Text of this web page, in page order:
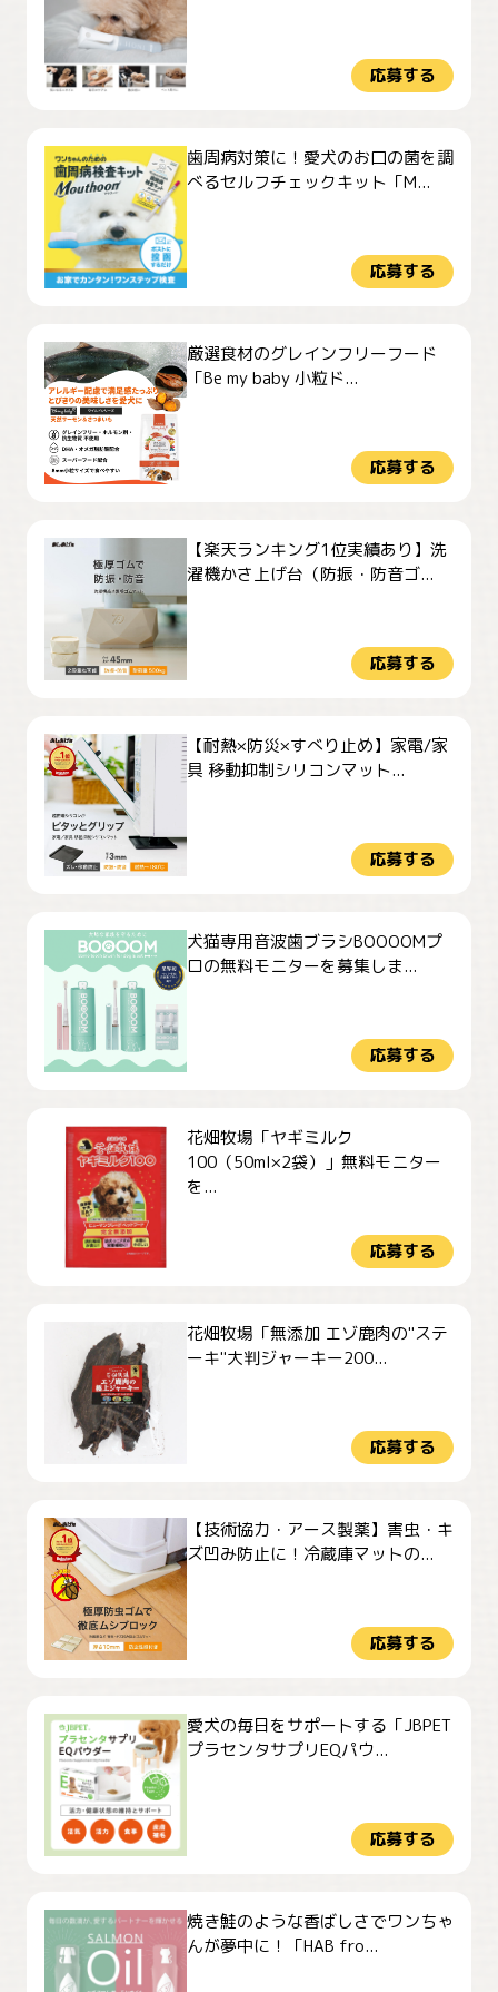
応募する
歯周病対策に！愛犬のお口の菌を調
べるセルフチェックキット「M...
応募する
厳選食材のグレインフリーフード
「Be my baby 小粒ド...
応募する
【楽天ランキング1位実績あり】洗
濯機かさ上げ台（防振・防音ゴ...
応募する
【耐熱×防災×すべり止め】家電/家
具 移動抑制シリコンマット...
応募する
犬猫専用音波歯ブラシBOOOOMプ
ロの無料モニターを募集しま...
応募する
花畑牧場「ヤギミルク
100（50ml×2袋）」無料モニター
を...
応募する
花畑牧場「無添加 エゾ鹿肉の"ステ
ーキ"大判ジャーキー200...
応募する
【技術協力・アース製薬】害虫・キ
ズ凹み防止に！冷蔵庫マットの...
応募する
愛犬の毎日をサポートする「JBPET
プラセンタサプリEQパウ...
応募する
焼き鮭のような香ばしさでワンちゃ
んが夢中に！「HAB fro...